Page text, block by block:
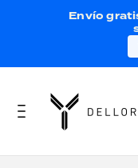
Envío